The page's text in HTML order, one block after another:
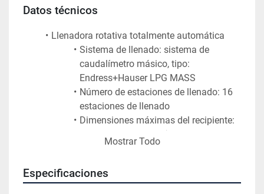
Datos técnicos
Llenadora rotativa totalmente automática
Sistema de llenado: sistema de
caudalímetro másico, tipo:
Endress+Hauser LPG MASS
Número de estaciones de llenado: 16
estaciones de llenado
Dimensiones máximas del recipiente:
Altura: 50-300 mm, Ø: 20-100 mm
Depósito de alimentación presurizado
caudalímetro
Mostrar Todo
Especificaciones